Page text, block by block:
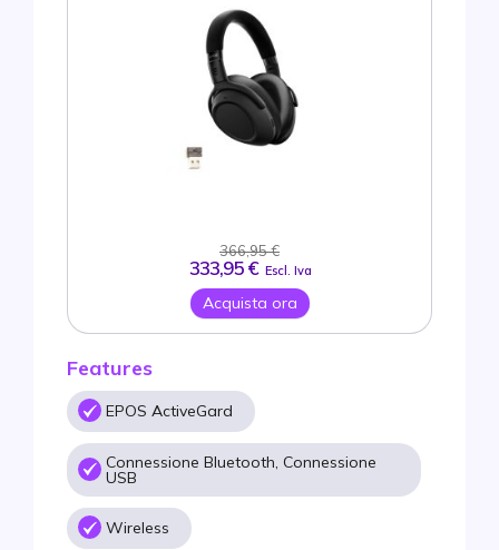
Features
EPOS ActiveGard
Connessione Bluetooth, Connessione
USB
Wireless
366,95 €
333,95 € Escl. Iva
Acquista ora